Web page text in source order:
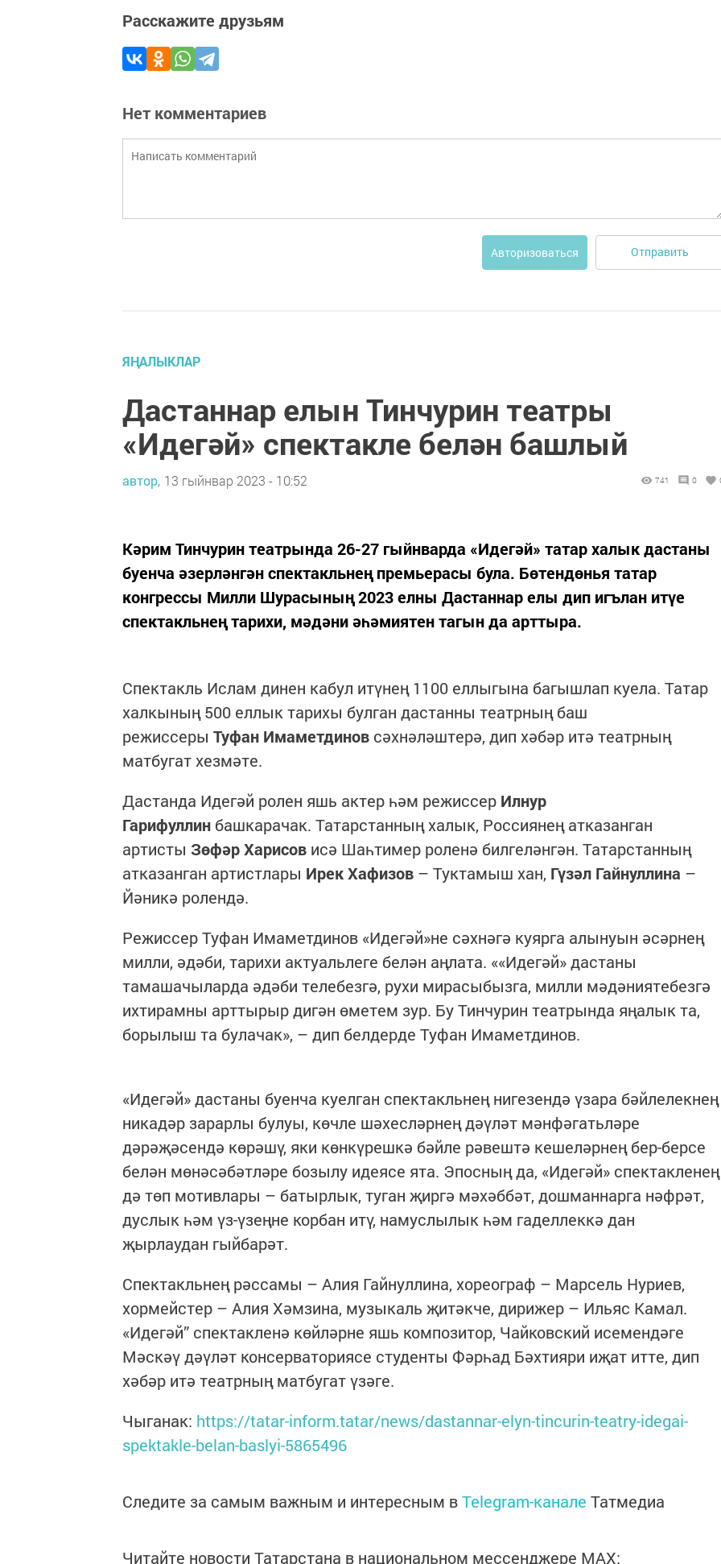
Расскажите друзьям
Нет комментариев
Авторизоваться Отправить
ЯҢАЛЫКЛАР
Дастаннар елын Тинчурин театры
«Идегәй» спектакле белән башлый
автор, 13 гыйнвар 2023 - 10:52 741 0
Кәрим Тинчурин театрында 26-27 гыйнварда «Идегәй» татар халык дастаны
буенча әзерләнгән спектакльнең премьерасы була. Бөтендөнья татар
конгрессы Милли Шурасының 2023 елны Дастаннар елы дип игълан итүе
спектакльнең тарихи, мәдәни әһәмиятен тагын да арттыра.
Спектакль Ислам динен кабул итүнең 1100 еллыгына багышлап куела. Татар
халкының 500 еллык тарихы булган дастанны театрның баш
режиссеры Туфан Имаметдинов сәхнәләштерә, дип хәбәр итә театрның
матбугат хезмәте.
Дастанда Идегәй ролен яшь актер һәм режиссер Илнур
Гарифуллин башкарачак. Татарстанның халык, Россиянең атказанган
артисты Зөфәр Харисов исә Шаһтимер роленә билгеләнгән. Татарстанның
атказанган артистлары Ирек Хафизов – Туктамыш хан, Гүзәл Гайнуллина –
Йәникә ролендә.
Режиссер Туфан Имаметдинов «Идегәй»не сәхнәгә куярга алынуын әсәрнең
милли, әдәби, тарихи актуальлеге белән аңлата. ««Идегәй» дастаны
тамашачыларда әдәби телебезгә, рухи мирасыбызга, милли мәдәниятебезгә
ихтирамны арттырыр дигән өметем зур. Бу Тинчурин театрында яңалык та,
борылыш та булачак», – дип белдерде Туфан Имаметдинов.
«Идегәй» дастаны буенча куелган спектакльнең нигезендә үзара бәйлелекнең
никадәр зарарлы булуы, көчле шәхесләрнең дәүләт мәнфәгатьләре
дәрәҗәсендә көрәшү, яки көнкүрешкә бәйле рәвештә кешеләрнең бер-берсе
белән мөнәсәбәтләре бозылу идеясе ята. Эпосның да, «Идегәй» спектакленең
дә төп мотивлары – батырлык, туган җиргә мәхәббәт, дошманнарга нәфрәт,
дуслык һәм үз-үзеңне корбан итү, намуслылык һәм гаделлеккә дан
җырлаудан гыйбарәт.
Спектакльнең рәссамы – Алия Гайнуллина, хореограф – Марсель Нуриев,
хормейстер – Алия Хәмзина, музыкаль җитәкче, дирижер – Ильяс Камал.
«Идегәй” спектакленә көйләрне яшь композитор, Чайковский исемендәге
Мәскәү дәүләт консерваториясе студенты Фәрһад Бәхтияри иҗат итте, дип
хәбәр итә театрның матбугат үзәге.
Чыганак: https://tatar-inform.tatar/news/dastannar-elyn-tincurin-teatry-idegai-
spektakle-belan-baslyi-5865496
Следите за самым важным и интересным вTelegram-канале Татмедиа
Читайте новости Татарстана в национальном мессенджере MАХ: